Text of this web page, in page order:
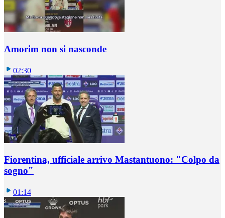
Amorim non si nasconde
02:30
Fiorentina, ufficiale arrivo Mastantuono: "Colpo da
sogno"
01:14